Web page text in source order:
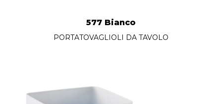
577 Bianco
PORTATOVAGLIOLI DA TAVOLO